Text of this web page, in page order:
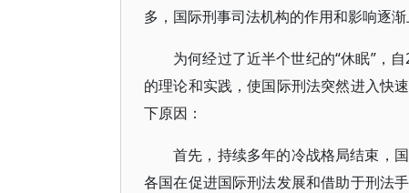
多，国际刑事司法机构的作用和影响逐
为何经过了近半个世纪的“休眠”，
的理论和实践，使国际刑法突然进入快
下原因：
首先，持续多年的冷战格局结束，
各国在促进国际刑法发展和借助于刑法